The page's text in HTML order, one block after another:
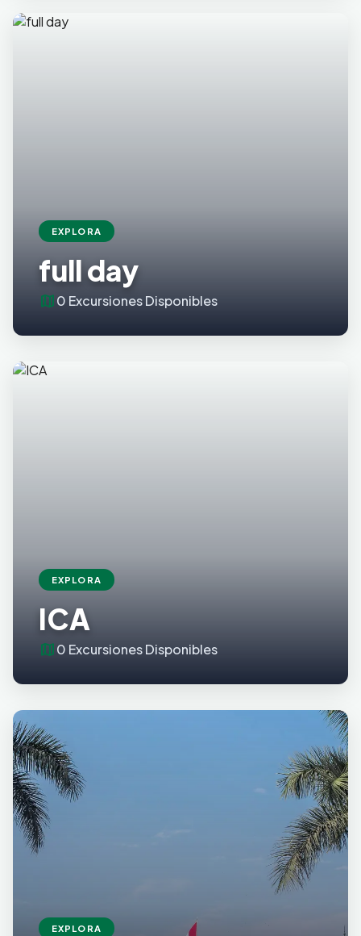
EXPLORA
full day
map0 Excursiones Disponibles
EXPLORA
ICA
map0 Excursiones Disponibles
EXPLORA